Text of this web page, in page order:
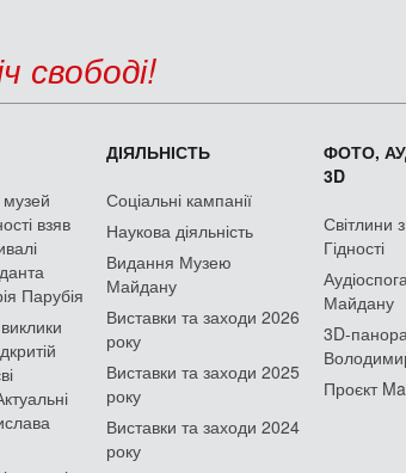
свободі!
взяв
Парубія
ДІЯЛЬНІСТЬ
Соціальні кампанії
Наукова діяльність
Видання Музею
Майдану
Виставки та заходи 2026
року
Виставки та заходи 2025
року
Виставки та заходи 2024
року
ФОТО,
3D
Світлини
Гідності
Майдану
3D-
Проєкт